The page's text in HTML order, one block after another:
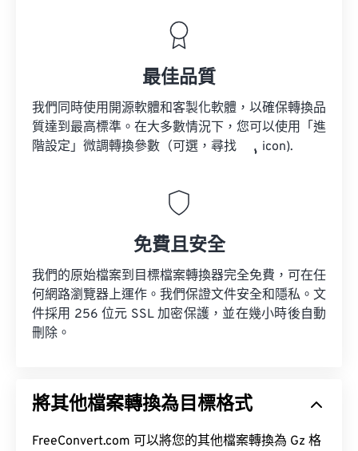
最佳品質
我們同時使用開源軟體和客製化軟體，以確保轉換品
質達到最高標準。在大多數情況下，您可以使用「進
階設定」微調轉換參數（可選，尋找
icon).
免費且安全
我們的原始檔案到目標檔案轉換器完全免費，可在任
何網路瀏覽器上運作。我們保證文件安全和隱私。文
件採用 256 位元 SSL 加密保護，並在幾小時後自動
刪除。
將其他檔案轉換為目標格式
FreeConvert.com 可以將您的其他檔案轉換為 Gz 格